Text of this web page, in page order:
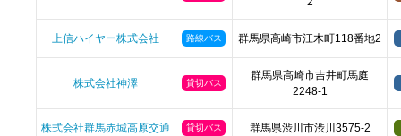
上信ハイヤー株式会社 路線バス 群馬県高崎市江木町118番地2
株式会社神澤 貸切バス
群馬県高崎市吉井町馬庭
2248-1
株式会社群馬赤城高原交通 貸切バス 群馬県渋川市渋川3575-2